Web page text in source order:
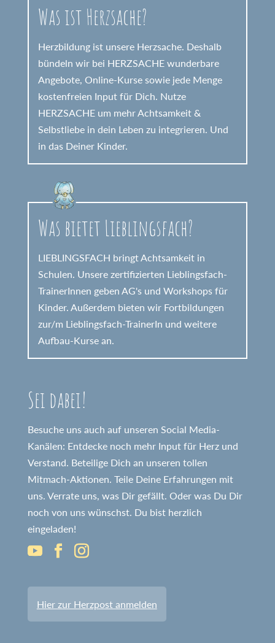
Was ist Herzsache?
Herzbildung ist unsere Herzsache. Deshalb
bündeln wir bei HERZSACHE wunderbare
Angebote, Online-Kurse sowie jede Menge
kostenfreien Input für Dich. Nutze
HERZSACHE um mehr Achtsamkeit &
Selbstliebe in dein Leben zu integrieren. Und
in das Deiner Kinder.
Was bietet Lieblingsfach?
LIEBLINGSFACH bringt Achtsamkeit in
Schulen. Unsere zertifizierten Lieblingsfach-
TrainerInnen geben AG's und Workshops für
Kinder. Außerdem bieten wir Fortbildungen
zur/m Lieblingsfach-TrainerIn und weitere
Aufbau-Kurse an.
Sei dabei!
Besuche uns auch auf unseren Social Media-
Kanälen: Entdecke noch mehr Input für Herz und
Verstand. Beteilige Dich an unseren tollen
Mitmach-Aktionen. Teile Deine Erfahrungen mit
uns. Verrate uns, was Dir gefällt. Oder was Du Dir
noch von uns wünschst. Du bist herzlich
eingeladen!
Hier zur Herzpost anmelden